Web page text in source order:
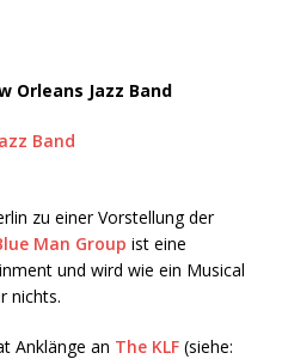
Orleans Jazz Band
zu einer Vorstellung der
Man Group ist eine
und wird wie ein Musical
nichts.
Anklänge an The KLF (siehe: